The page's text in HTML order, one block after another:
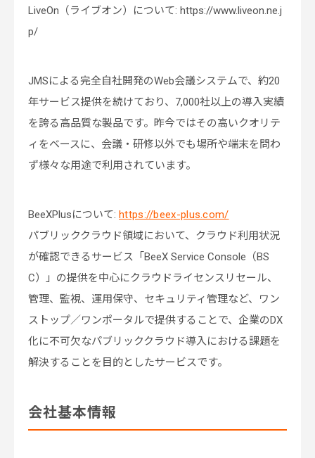
LiveOn（ライブオン）について: https://www.liveon.ne.j
p/
JMSによる完全自社開発のWeb会議システムで、約20
年サービス提供を続けており、7,000社以上の導入実績
を誇る高品質な製品です。昨今ではその高いクオリテ
ィをベースに、会議・研修以外でも場所や端末を問わ
ず様々な用途で利用されています。
BeeXPlusについて: https://beex-plus.com/
パブリッククラウド領域において、クラウド利用状況
が確認できるサービス「BeeX Service Console（BS
C）」の提供を中心にクラウドライセンスリセール、
管理、監視、運用保守、セキュリティ管理など、ワン
ストップ／ワンポータルで提供することで、企業のDX
化に不可欠なパブリッククラウド導入における課題を
解決することを目的としたサービスです。
会社基本情報